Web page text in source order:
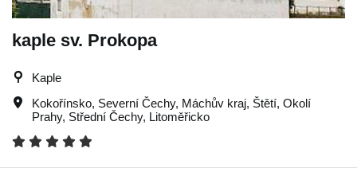
kaple sv. Prokopa
Kaple
Kokořínsko, Severní Čechy, Máchův kraj, Štětí, Okolí
Prahy, Střední Čechy, Litoměřicko